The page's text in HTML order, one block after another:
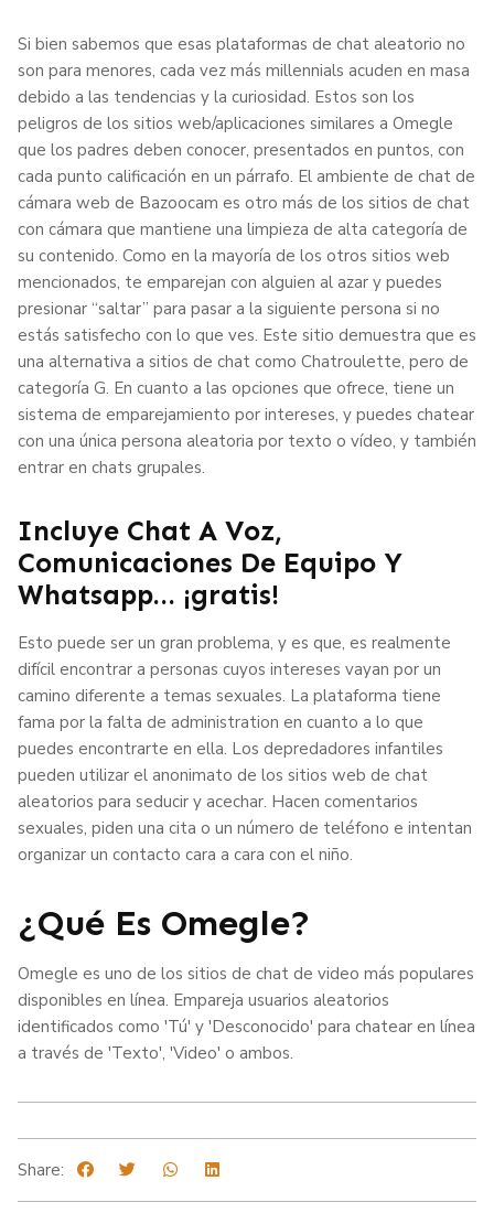
Si bien sabemos que esas plataformas de chat aleatorio no
son para menores, cada vez más millennials acuden en masa
debido a las tendencias y la curiosidad. Estos son los
peligros de los sitios web/aplicaciones similares a Omegle
que los padres deben conocer, presentados en puntos, con
cada punto calificación en un párrafo. El ambiente de chat de
cámara web de Bazoocam es otro más de los sitios de chat
con cámara que mantiene una limpieza de alta categoría de
su contenido. Como en la mayoría de los otros sitios web
mencionados, te emparejan con alguien al azar y puedes
presionar “saltar” para pasar a la siguiente persona si no
estás satisfecho con lo que ves. Este sitio demuestra que es
una alternativa a sitios de chat como Chatroulette, pero de
categoría G. En cuanto a las opciones que ofrece, tiene un
sistema de emparejamiento por intereses, y puedes chatear
con una única persona aleatoria por texto o vídeo, y también
entrar en chats grupales.
Incluye Chat A Voz,
Comunicaciones De Equipo Y
Whatsapp… ¡gratis!
Esto puede ser un gran problema, y es que, es realmente
difícil encontrar a personas cuyos intereses vayan por un
camino diferente a temas sexuales. La plataforma tiene
fama por la falta de administration en cuanto a lo que
puedes encontrarte en ella. Los depredadores infantiles
pueden utilizar el anonimato de los sitios web de chat
aleatorios para seducir y acechar. Hacen comentarios
sexuales, piden una cita o un número de teléfono e intentan
organizar un contacto cara a cara con el niño.
¿Qué Es Omegle?
Omegle es uno de los sitios de chat de video más populares
disponibles en línea. Empareja usuarios aleatorios
identificados como 'Tú' y 'Desconocido' para chatear en línea
a través de 'Texto', 'Video' o ambos.
Share: